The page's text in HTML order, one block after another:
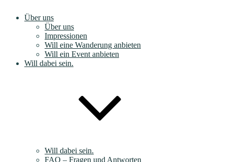
Über uns
Über uns
Impressionen
Will eine Wanderung anbieten
Will ein Event anbieten
Will dabei sein.
Will dabei sein.
FAQ – Fragen und Antworten